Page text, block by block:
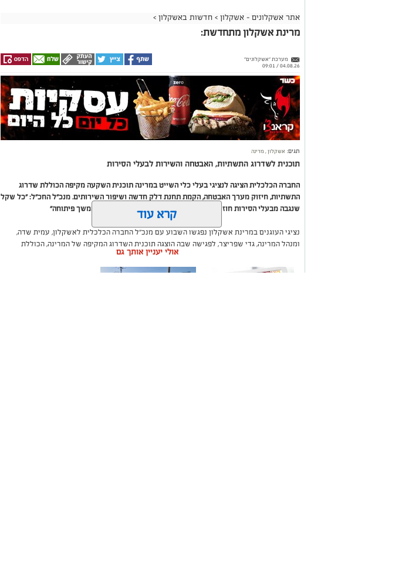
אתר אשקלונים - אשקלון > חדשות באשקלון >
מרינת אשקלון מתחדשת:
מערכת "אשקלונים"
04.08.26 / 09:01
תגים: אשקלון, מרינה
תוכנית לשדרוג התשתיות, האבטחה והשירות לבעלי הסירות
החברה הכלכלית הציגה לנציגי בעלי כלי השייט במרינה תוכנית השקעה מקיפה הכוללת שדרוג
התשתיות, חיזוק מערך האבטחה, הקמת תחנת דלק חדשה ושיפור השירותים. מנכ"ל החכ"ל: "כל שקל
שנגבה מבעלי הסירות חוזר בחזרה אליהם באמצעות שיפור המרינה והמשך פיתוחה"
נציגי העוגנים במרינת אשקלון נפגשו השבוע עם מנכ"ל החברה הכלכלית לאשקלון, עמית שדה,
ומנהל המרינה, גדי שפריצר, לפגישה שבה הוצגה תוכנית השדרוג המקיפה של המרינה, הכוללת
השקעה בתשתיות, בביטחון, בשירותים ובפיתוח המקום לטובת ציבור בעלי הסירות.
קרא עוד
אולי יעניין אותך גם